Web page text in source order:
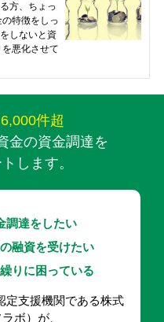
方、ちょっ
特徴をしっ
しないと資
悪化させて
件超
金の資金調達を
します。
調達をしたい
融資を受けたい
りに困っている
定支援機関である株式
ボ）が、